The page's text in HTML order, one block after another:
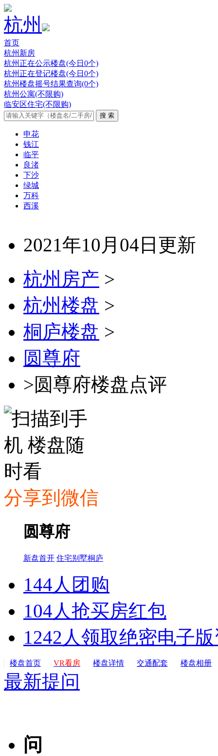
杭州
首页
杭州新房
杭州正在公示楼盘(今日0个)
杭州正在登记楼盘(今日0个)
杭州楼盘摇号结果查询(0个)
杭州公寓(不限购)
临安区住宅(不限购)
申花
钱江
临平
良渚
下沙
绿城
万科
西溪
2021年10月04日更新
杭州房产 >
杭州楼盘 >
桐庐楼盘 >
圆尊府
>圆尊府楼盘点评
分享到微信
圆尊府
新盘首开 住宅别墅桐庐
144人团购
104人抢买房红包
1242人领取绝密电子
楼盘首页 VR看房 楼盘详情 交通配套 楼盘相册
最新提问
问